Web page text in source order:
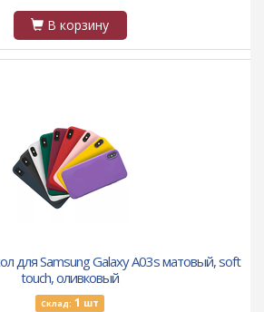
В корзину
для Samsung Galaxy A03s матовый, soft
touch, оливковый
Склад: 1 шт